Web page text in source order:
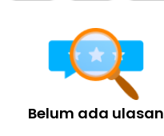
Belum ada ulasan